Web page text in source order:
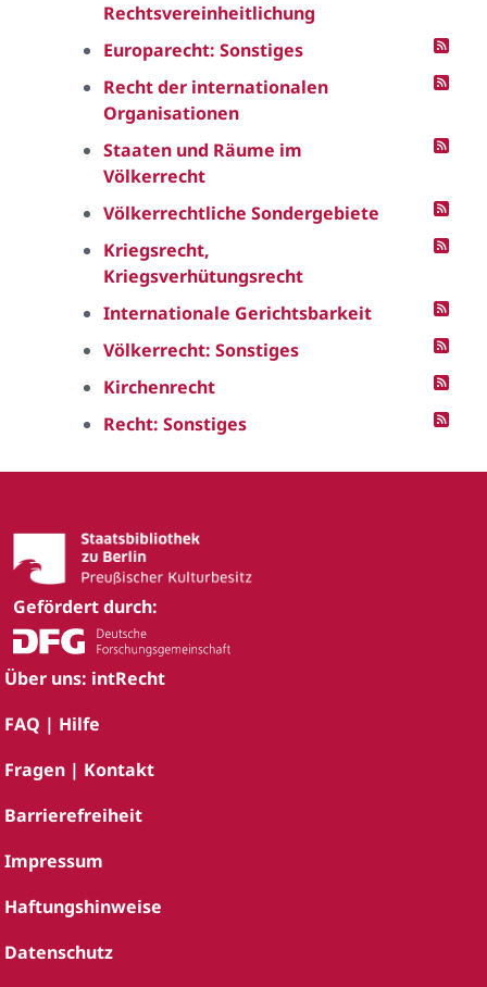
Rechtsvereinheitlichung
Europarecht: Sonstiges
Recht der internationalen
Organisationen
Staaten und Räume im
Völkerrecht
Völkerrechtliche Sondergebiete
Kriegsrecht,
Kriegsverhütungsrecht
Internationale Gerichtsbarkeit
Völkerrecht: Sonstiges
Kirchenrecht
Recht: Sonstiges
Gefördert durch:
Über uns: intRecht
FAQ | Hilfe
Fragen | Kontakt
Barrierefreiheit
Impressum
Haftungshinweise
Datenschutz